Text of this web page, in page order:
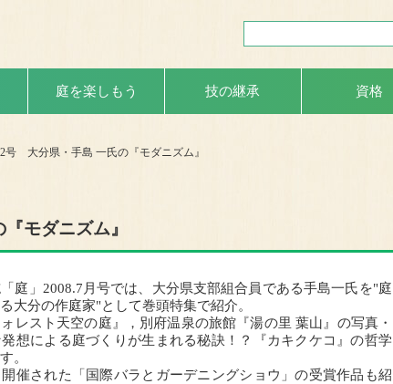
庭を楽しもう 技の継承 資格
号 大分県・手島 一氏の『モダニズム』
モダニズム』
庭」2008.7月号では、大分県支部組合員である手島一氏を"庭
大分の作庭家"として巻頭特集で紹介。
レスト天空の庭』，別府温泉の旅館『湯の里 葉山』の写真・
想による庭づくりが生まれる秘訣！？『カキクケコ』の哲学
。
催された「国際バラとガーデニングショウ」の受賞作品も紹